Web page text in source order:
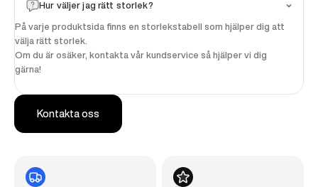
Hur väljer jag rätt storlek?
På varje produktsida finns en storlekstabell som hjälper dig att
välja rätt storlek.
Om du är osäker, kontakta vår kundservice så hjälper vi dig
gärna!
Kontakta oss